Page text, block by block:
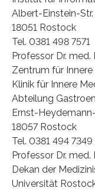
Albert-Einstein-Str.
18051 Rostock
Tel. 0381 498 7571
Professor Dr.
Zentrum für Innere
Klinik für Innere
Abteilung
Ernst-
18057 Rostock
Tel. 0381 494 7349
Professor Dr. med.
Dekan der
Universität